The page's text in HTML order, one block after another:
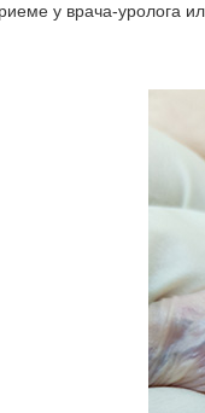
у врача-уролога